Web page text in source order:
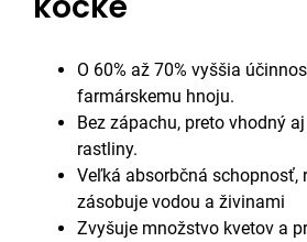
O 60% až 70% vyššia
farmárskemu hnoju.
Bez zápachu, preto vhodný
rastliny.
Veľká absorbčná schopnosť,
zásobuje vodou a živinami
Zvyšuje množstvo kvetov a